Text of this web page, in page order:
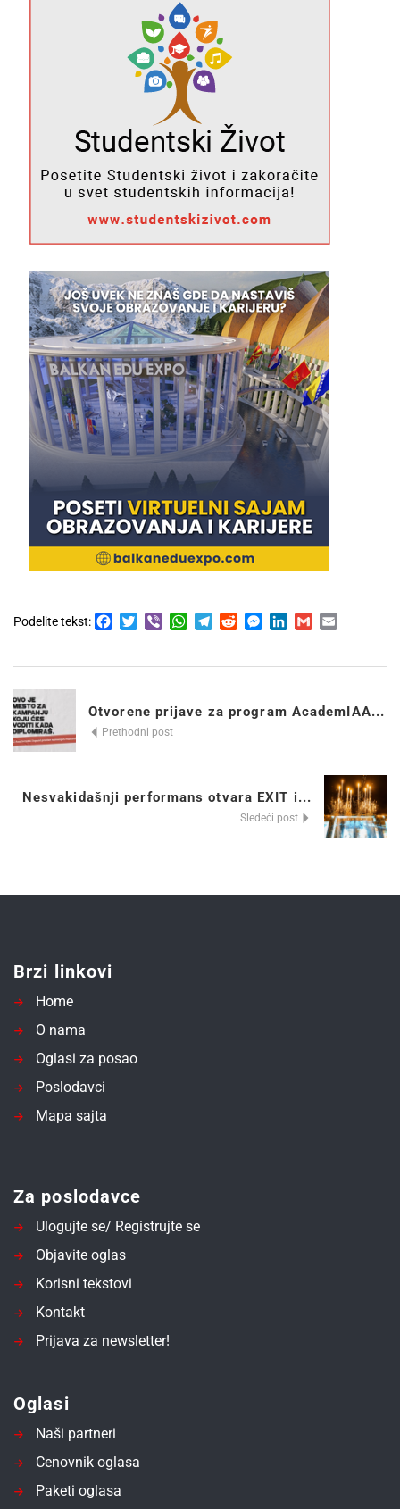
Podelite tekst: Facebook
Twitter
Viber WhatsApp
TelegramRedditMessenger
LinkedIn
Gmail
Otvorene prijave za program AcademIAA...
Prethodni post
Nesvakidašnji performans otvara EXIT i...
Sledeći post
Brzi linkovi
Home
O nama
Oglasi za posao
Poslodavci
Mapa sajta
Za poslodavce
Ulogujte se/ Registrujte se
Objavite oglas
Korisni tekstovi
Kontakt
Prijava za newsletter!
Oglasi
Naši partneri
Cenovnik oglasa
Paketi oglasa